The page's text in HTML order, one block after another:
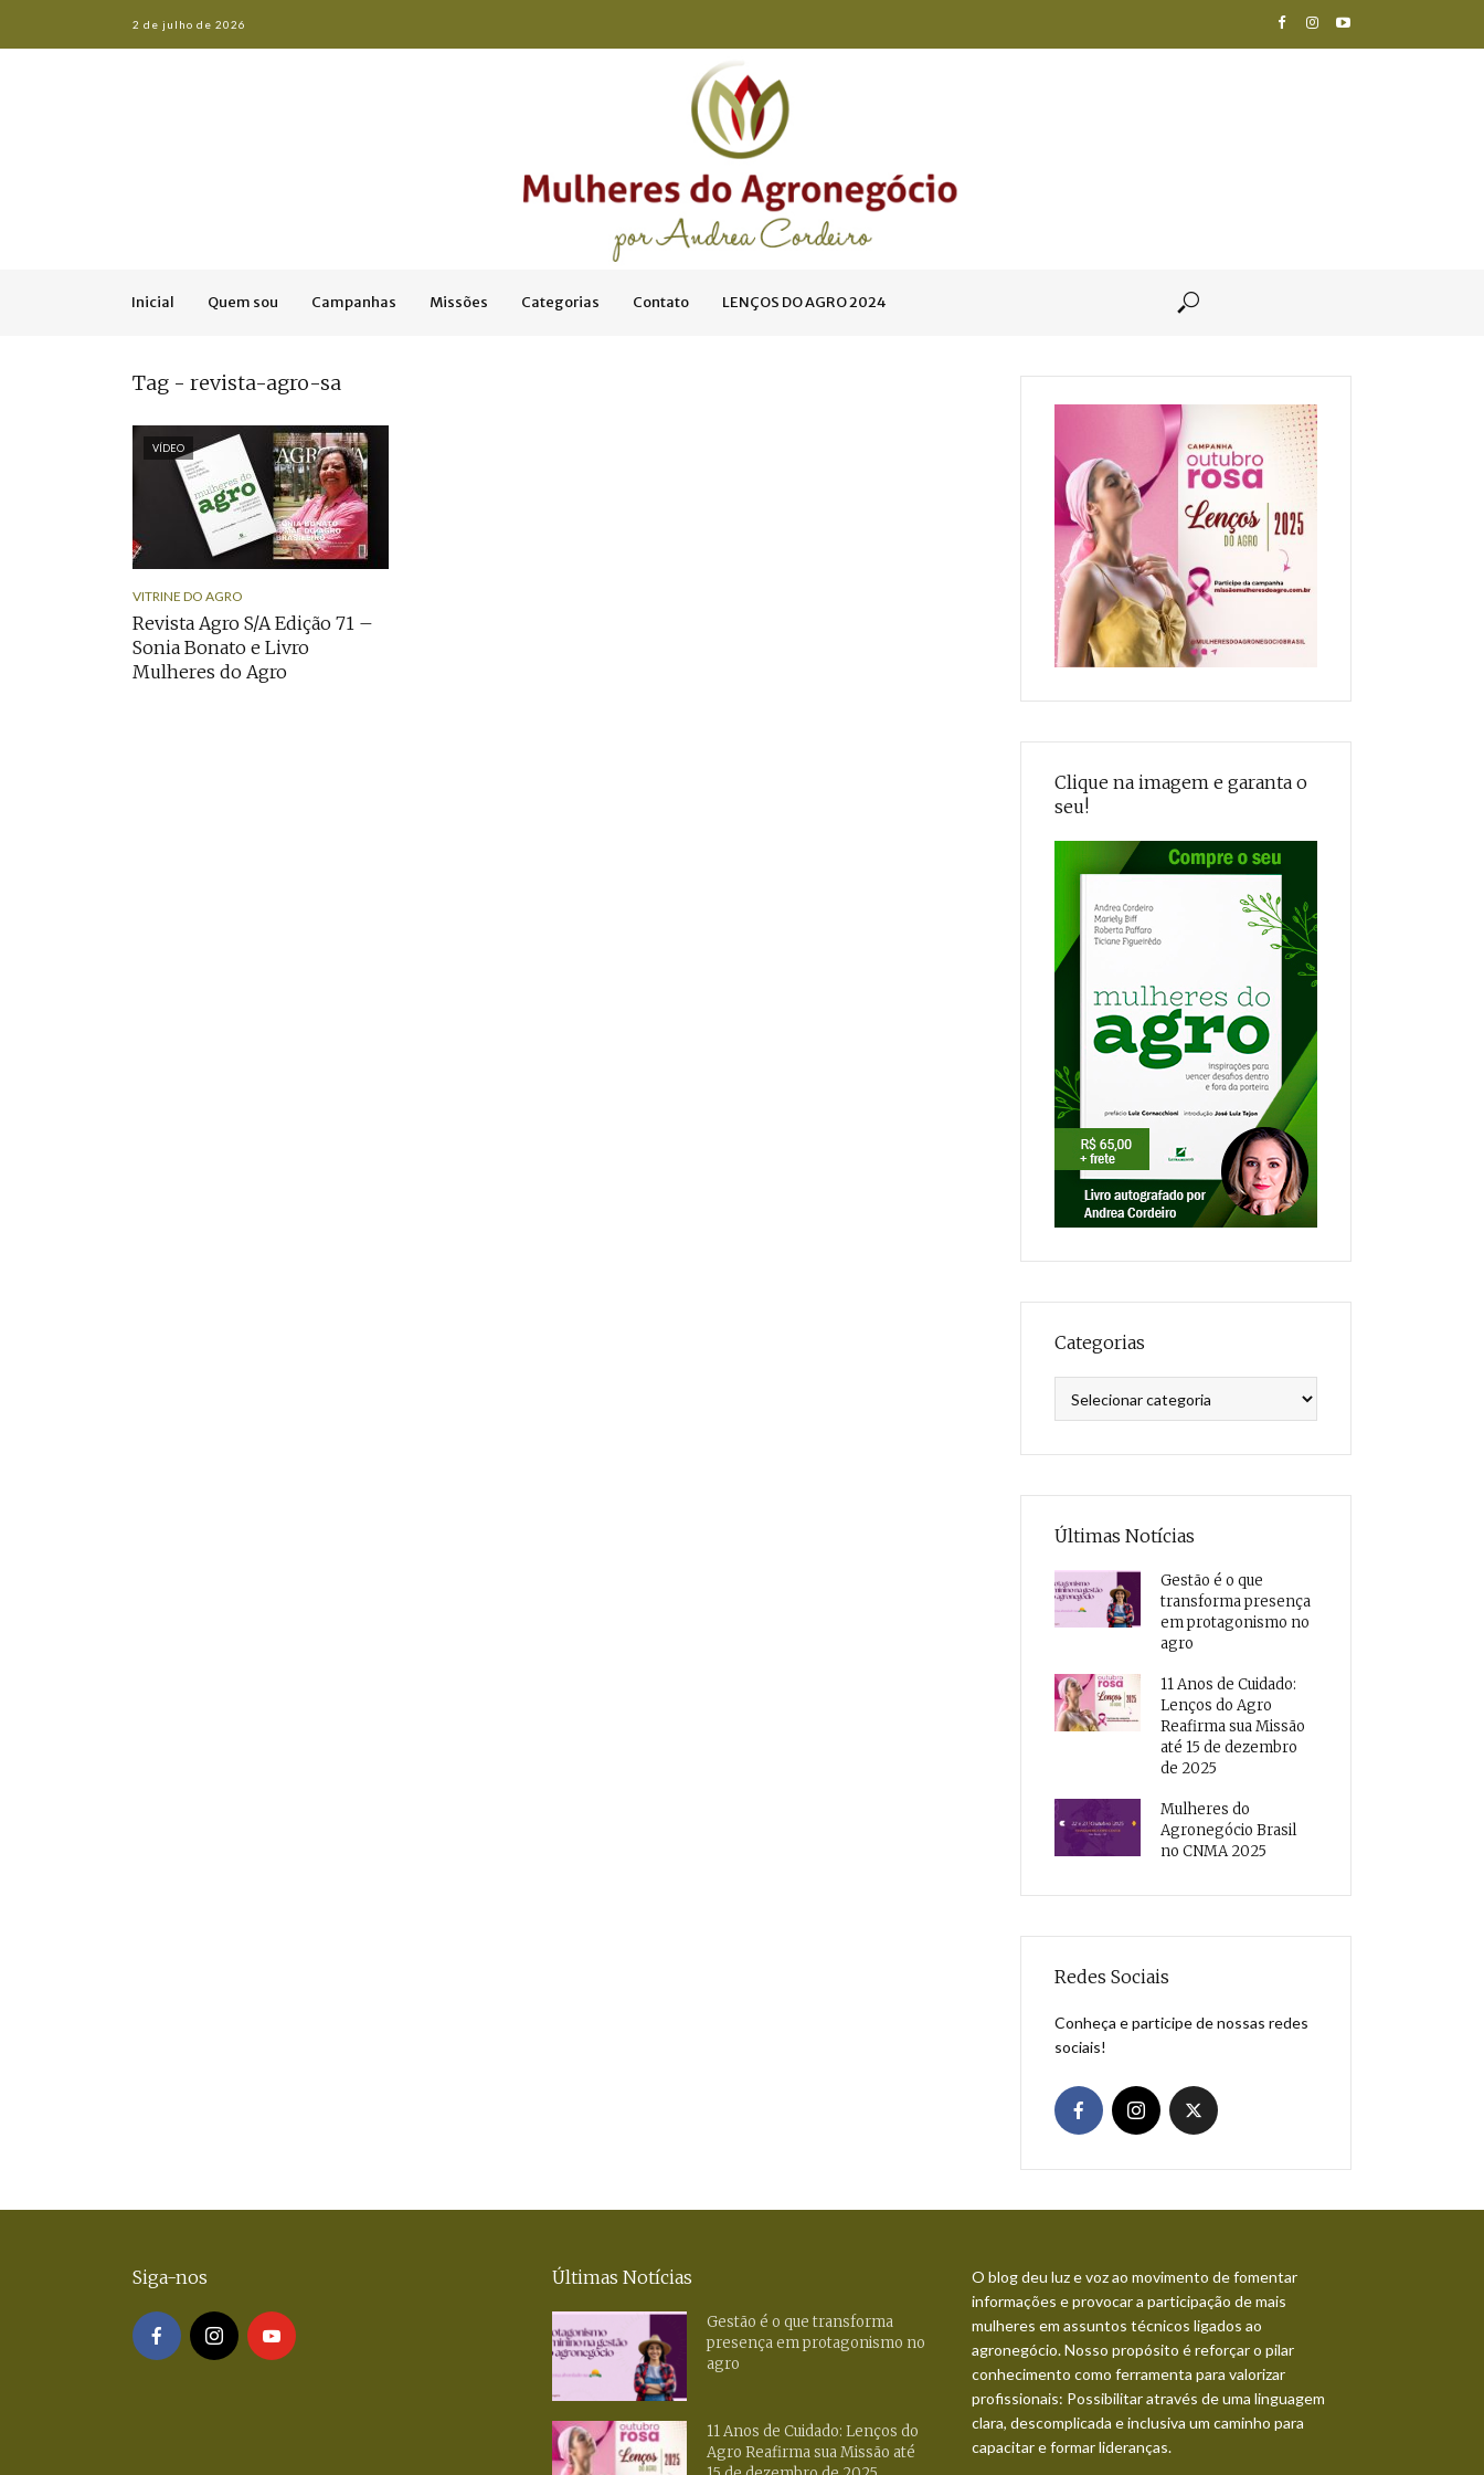
2 de julho de 2026
Inicial Quem sou Campanhas Missões Categorias Contato LENÇOS DO AGRO 2024
Tag - revista-agro-sa
VÍDEO
VITRINE DO AGRO
Revista Agro S/A Edição 71 –
Sonia Bonato e Livro
Mulheres do Agro
Clique na imagem e garanta o
seu!
Categorias
Últimas Notícias
Gestão é o que
transforma presença
em protagonismo no
agro
11 Anos de Cuidado:
Lenços do Agro
Reafirma sua Missão
até 15 de dezembro
de 2025
Mulheres do
Agronegócio Brasil
no CNMA 2025
Redes Sociais
Conheça e participe de nossas redes
sociais!
Siga-nos Últimas Notícias
Gestão é o que transforma
presença em protagonismo no
agro
11 Anos de Cuidado: Lenços do
Agro Reafirma sua Missão até
O blog deu luz e voz ao movimento de fomentar
informações e provocar a participação de mais
mulheres em assuntos técnicos ligados ao
agronegócio. Nosso propósito é reforçar o pilar
conhecimento como ferramenta para valorizar
profissionais: Possibilitar através de uma linguagem
clara, descomplicada e inclusiva um caminho para
capacitar e formar lideranças.